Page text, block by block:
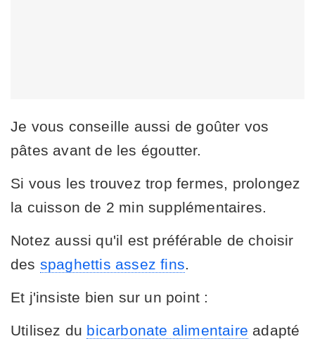
Je vous conseille aussi de goûter vos
pâtes avant de les égoutter.
Si vous les trouvez trop fermes, prolongez
la cuisson de 2 min supplémentaires.
Notez aussi qu'il est préférable de choisir
des spaghettis assez fins
Et j'insiste bien sur un point :
Utilisez du bicarbonate alimentaire adapté